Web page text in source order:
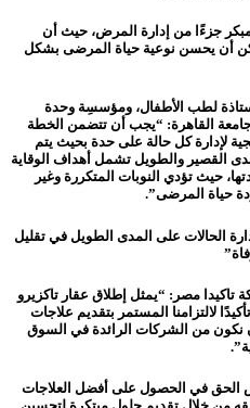
جزءًا من إدارة المرض، حيث أن
أن يحسن نوعية حياة المرضى بشكل
لطب الأطفال، ومؤسسِة وحدة
القاهرة: “يجب أن تتضمن الخطة
لإدارة كل حالة على حدة بحيث يتم
القصير والطويل تشمل أهداف الوقاية
حيث تؤدي النوبات المتكررة وغير
حياة المرضى”.
الحالات على المدى الطويل في تقليل
تاكيدا مصر: “يمثل إطلاق عقار تاكزيرو
لالتزامنا المستمر بتقديم علاجات
نكون من الشركات الرائدة في السوق
الحق في الحصول على أفضل العلاجات